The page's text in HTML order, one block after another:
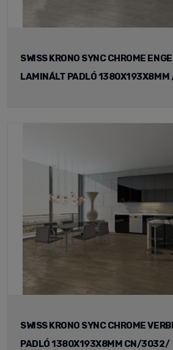
SWISS KRONO SYNC CHROME
LAMINÁLT PADLÓ
SWISS KRONO SYNC CHROME
PADLÓ 1380X193X8MM CN/3032/